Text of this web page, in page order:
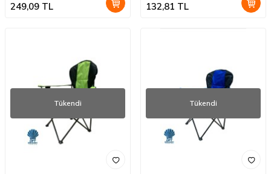
249,09 TL 132,81 TL
Tükendi Tükendi